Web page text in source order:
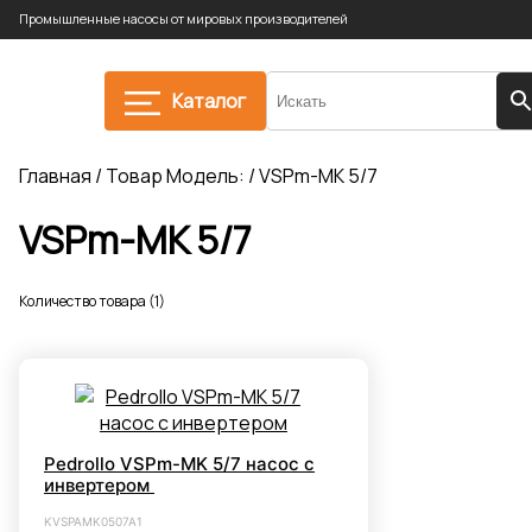
Промышленные насосы от мировых производителей
Каталог
Главная / Товар Модель: / VSPm-MK 5/7
VSPm-MK 5/7
Количество товара (1)
Pedrollo VSPm-MK 5/7 насос с
инвертером
KVSPAMK0507A1